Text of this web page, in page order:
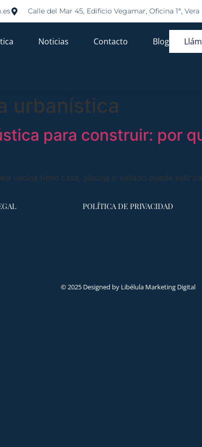
Calle del Mar 45, Edificio Vegamar, Oficina 1ª, Vera
Noticias Contacto Blog
urbanística
para construir: por
vecina tiene casa, piscina o vallado puede salir
POLÍTICA DE PRIVACIDAD
© 2025 Designed by Libélula Marketing Digital